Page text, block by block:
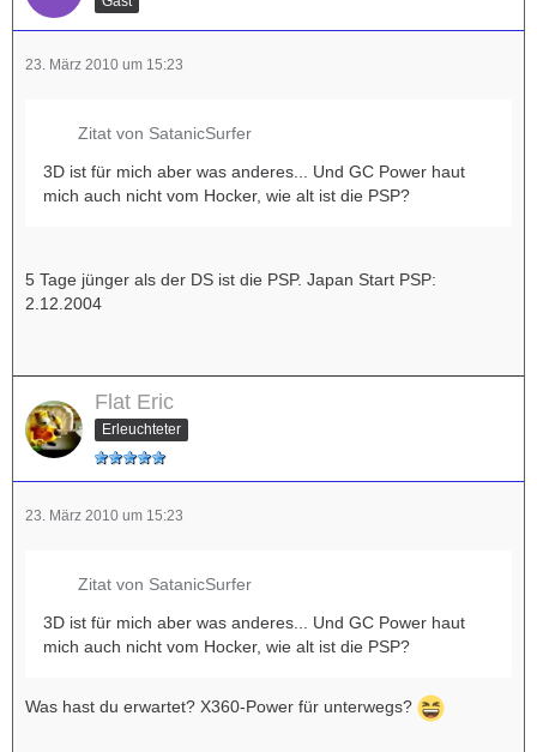
23. März 2010 um 15:23
Zitat von SatanicSurfer
3D ist für mich aber was anderes... Und GC Power haut
mich auch nicht vom Hocker, wie alt ist die PSP?
5 Tage jünger als der DS ist die PSP. Japan Start PSP:
2.12.2004
Flat Eric
Erleuchteter
23. März 2010 um 15:23
Zitat von SatanicSurfer
3D ist für mich aber was anderes... Und GC Power haut
mich auch nicht vom Hocker, wie alt ist die PSP?
Was hast du erwartet? X360-Power für unterwegs?